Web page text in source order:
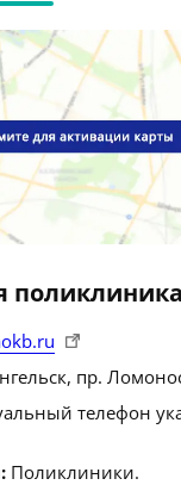
поликлиника
пр.
телефон
Поликлиники.